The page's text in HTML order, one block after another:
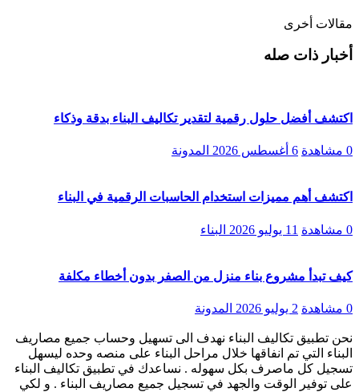
مقالات أخرى
أخبار ذات صله
اكتشف أفضل حلول رقمية لتقدير تكاليف البناء بدقة وذكاء
0 مشاهدة 6 أغسطس 2026 المدونة
اكتشف أهم مميزات استخدام الحاسبات الرقمية في البناء
0 مشاهدة 11 يوليو 2026 البناء
كيف تبدأ مشروع بناء منزل من الصفر بدون أخطاء مكلفة
0 مشاهدة 2 يوليو 2026 المدونة
نحن تطبيق تكاليف البناء نهدف الى تسهيل وحساب جميع مصاريف
البناء التي تم انفاقها خلال مراحل البناء على منصه وحده ليسهل
تسجيل كل ماصرف بكل سهوله . نساعدك في تطبيق تكاليف البناء
على توفير الوقت والجهد في تسجيل جميع مصاريف البناء . و لكي